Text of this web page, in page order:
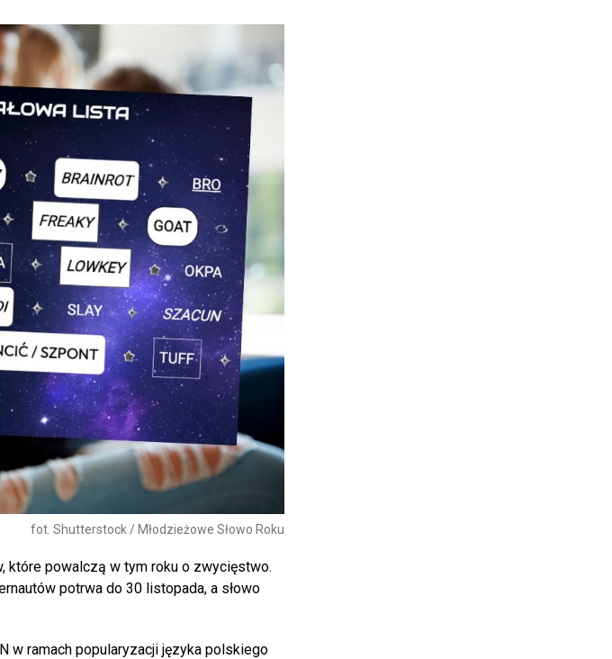
fot. Shutterstock / Młodzieżowe Słowo Roku
które powalczą w tym roku o zwycięstwo.
potrwa do 30 listopada, a słowo
w ramach popularyzacji języka polskiego